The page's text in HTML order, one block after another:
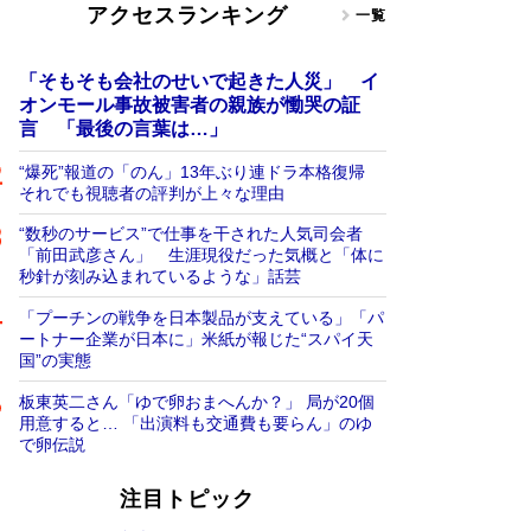
アクセスランキング 一覧
「そもそも会社のせいで起きた人災」 イ
オンモール事故被害者の親族が慟哭の証
言 「最後の言葉は…」
“爆死”報道の「のん」13年ぶり連ドラ本格復帰
それでも視聴者の評判が上々な理由
“数秒のサービス”で仕事を干された人気司会者
「前田武彦さん」 生涯現役だった気概と「体に
秒針が刻み込まれているような」話芸
「プーチンの戦争を日本製品が支えている」「パ
ートナー企業が日本に」米紙が報じた“スパイ天
国”の実態
板東英二さん「ゆで卵おまへんか？」 局が20個
用意すると… 「出演料も交通費も要らん」のゆ
で卵伝説
注目トピック